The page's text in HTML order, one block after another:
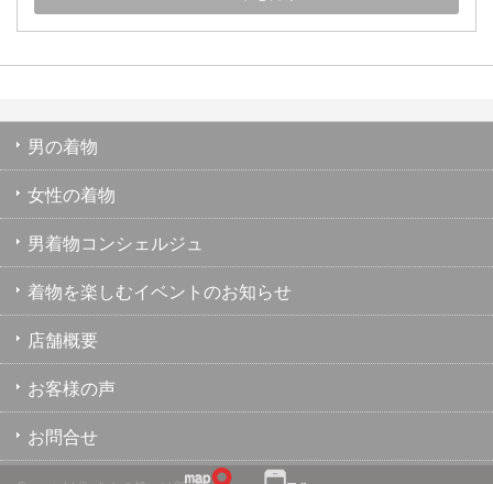
男の着物
女性の着物
男着物コンシェルジュ
着物を楽しむイベントのお知らせ
店舗概要
お客様の声
お問合せ